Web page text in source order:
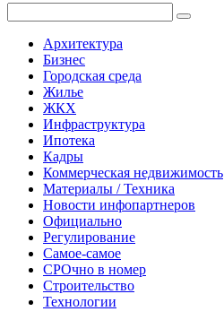
Архитектура
Бизнес
Городская среда
Жилье
ЖКХ
Инфраструктура
Ипотека
Кадры
Коммерческая недвижимость
Материалы / Техника
Новости инфопартнеров
Официально
Регулирование
Самое-самое
СРОчно в номер
Строительство
Технологии